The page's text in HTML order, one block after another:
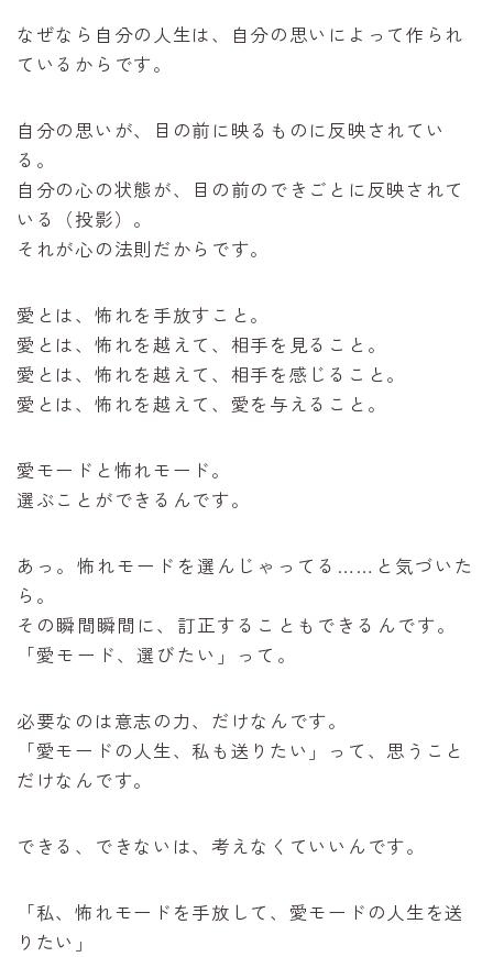
なぜなら自分の人生は、自分の思いによって作られ
ているからです。
自分の思いが、目の前に映るものに反映されてい
る。
自分の心の状態が、目の前のできごとに反映されて
いる（投影）。
それが心の法則だからです。
愛とは、怖れを手放すこと。
愛とは、怖れを越えて、相手を見ること。
愛とは、怖れを越えて、相手を感じること。
愛とは、怖れを越えて、愛を与えること。
愛モードと怖れモード。
選ぶことができるんです。
あっ。怖れモードを選んじゃってる……と気づいた
ら。
その瞬間瞬間に、訂正することもできるんです。
「愛モード、選びたい」って。
必要なのは意志の力、だけなんです。
「愛モードの人生、私も送りたい」って、思うこと
だけなんです。
できる、できないは、考えなくていいんです。
「私、怖れモードを手放して、愛モードの人生を送
りたい」